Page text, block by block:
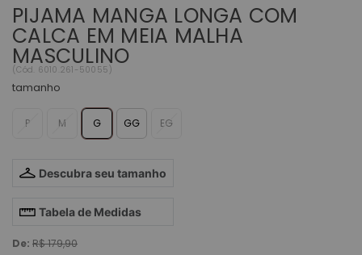
PIJAMA MANGA LONGA COM
CALCA EM MEIA MALHA
MASCULINO
(Cód. 6010.261-50055)
tamanho
P M G GG EG
Descubra seu tamanho
Tabela de Medidas
De: R$ 179,90